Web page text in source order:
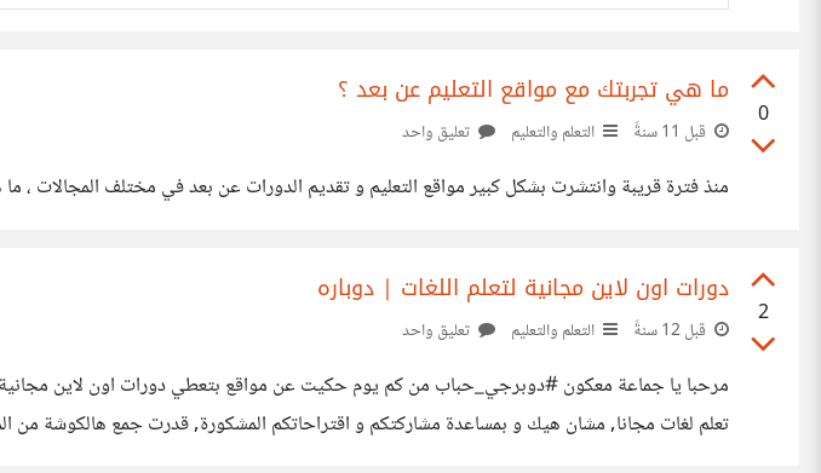
0
ما هي تجربتك مع مواقع التعليم عن بعد ؟
قبل 11 سنةً التعلم والتعليم تعليق واحد
منذ فترة قريبة وانتشرت بشكل كبير مواقع التعليم و تقديم الدورات عن بعد في مختلف المجالات ،
2
دورات اون لاين مجانية لتعلم اللغات | دوباره
قبل 12 سنةً التعلم والتعليم تعليق واحد